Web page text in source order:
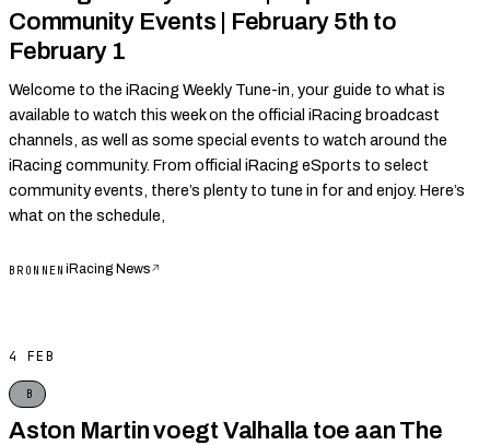
Community Events | February 5th to
February 1
Welcome to the iRacing Weekly Tune-in, your guide to what is
available to watch this week on the official iRacing broadcast
channels, as well as some special events to watch around the
iRacing community. From official iRacing eSports to select
community events, there’s plenty to tune in for and enjoy. Here’s
what on the schedule,
BRONNEN iRacing News↗
4 FEB
B
Aston Martin voegt Valhalla toe aan The